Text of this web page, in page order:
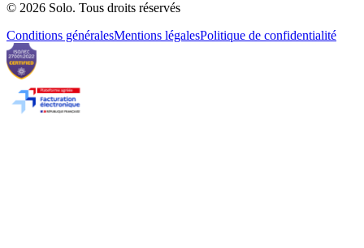
© 2026 Solo. Tous droits réservés
Conditions généralesMentions légalesPolitique de confidentialité